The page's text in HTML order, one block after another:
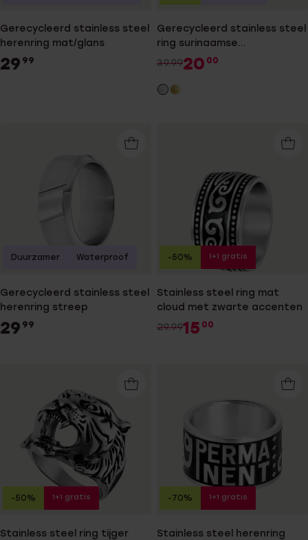
Gerecycleerd stainless steel
herenring mat/glans
29 99
Gerecycleerd stainless steel
ring surinaamse
mattenklopper
39.9920 00
Gerecycleerd stainless steel
herenring streep
29 99
Duurzamer Waterproof
Stainless steel ring mat
cloud met zwarte accenten
29.9915 00
-50% 1+1 gratis
Stainless steel ring tijger
-50% 1+1 gratis
Stainless steel herenring
-70% 1+1 gratis